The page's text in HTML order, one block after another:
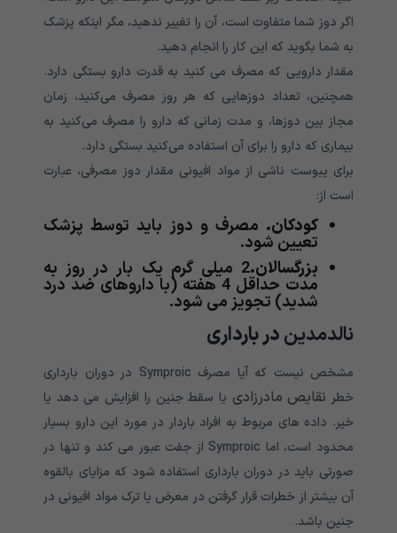
اگر دوز شما متفاوت است، آن را تغییر ندهید، مگر اینکه پزشک
به شما بگوید که این کار را انجام دهید.
مقدار دارویی که مصرف می کنید به قدرت دارو بستگی دارد.
همچنین، تعداد دوزهایی که هر روز مصرف می‌کنید، زمان
مجاز بین دوزها، و مدت زمانی که دارو را مصرف می‌کنید به
بیماری که دارو را برای آن استفاده می‌کنید بستگی دارد.
برای یبوست ناشی از مواد افیونی مقدار دوز مصرفی، عبارت
است از:
کودکان. مصرف و دوز باید توسط پزشک
تعیین شود.
بزرگسالان.
2 میلی گرم یک بار در روز به
مدت حداقل 4 هفته (با داروهای ضد درد
شدید) تجویز می شود.
نالدمدیندر بارداری
مشخص نیست که آیا مصرف Symproic در دوران بارداری
خطر نقایص مادرزادی یا سقط جنین را افزایش می دهد یا
خیر. داده های مربوط به افراد باردار در مورد این دارو بسیار
محدود است، اما Symproic از جفت عبور می کند و تنها در
صورتی باید در دوران بارداری استفاده شود که مزایای بالقوه
آن بیشتر از خطرات قرار گرفتن در معرض یا ترک مواد افیونی در
جنین باشد.